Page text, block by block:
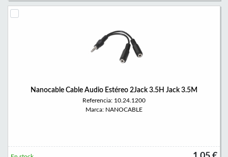
Nanocable Cable Audio Estéreo 2Jack 3.5H Jack 3.5M
Referencia: 10.24.1200
Marca: NANOCABLE